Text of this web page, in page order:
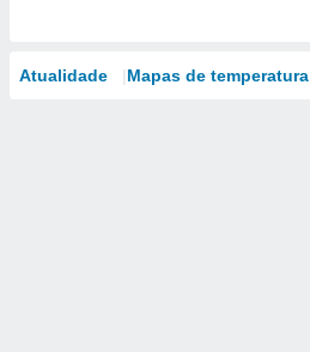
Atualidade Mapas de temperatura